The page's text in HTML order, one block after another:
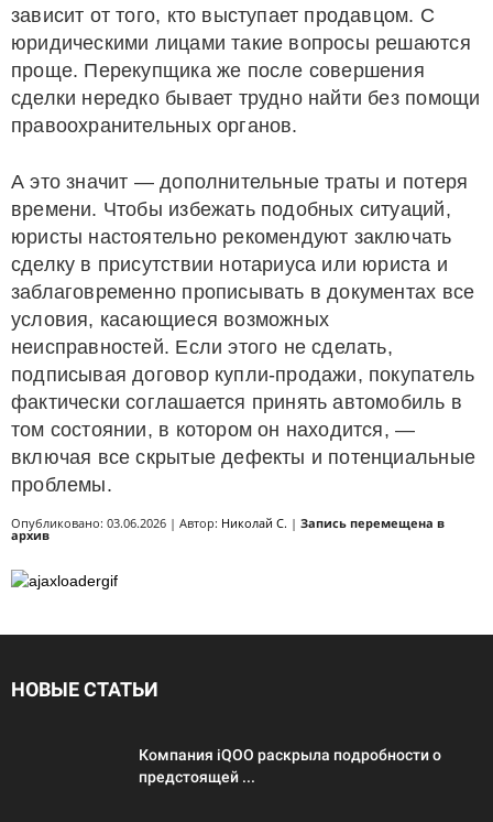
зависит от того, кто выступает продавцом. С
юридическими лицами такие вопросы решаются
проще. Перекупщика же после совершения
сделки нередко бывает трудно найти без помощи
правоохранительных органов.
А это значит — дополнительные траты и потеря
времени. Чтобы избежать подобных ситуаций,
юристы настоятельно рекомендуют заключать
сделку в присутствии нотариуса или юриста и
заблаговременно прописывать в документах все
условия, касающиеся возможных
неисправностей. Если этого не сделать,
подписывая договор купли-продажи, покупатель
фактически соглашается принять автомобиль в
том состоянии, в котором он находится, —
включая все скрытые дефекты и потенциальные
проблемы.
Опубликовано: 03.06.2026 | Автор: Николай С. | Запись перемещена в
архив
НОВЫЕ СТАТЬИ
Компания iQOO раскрыла подробности о
предстоящей ...